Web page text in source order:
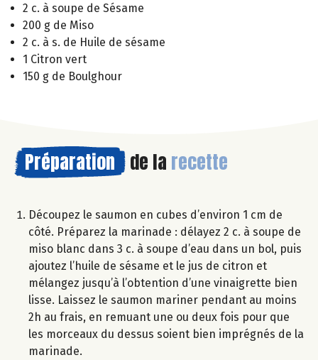
2 c. à soupe de Sésame
200 g de Miso
2 c. à s. de Huile de sésame
1 Citron vert
150 g de Boulghour
Préparation de la recette
Découpez le saumon en cubes d’environ 1 cm de
côté. Préparez la marinade : délayez 2 c. à soupe de
miso blanc dans 3 c. à soupe d’eau dans un bol, puis
ajoutez l’huile de sésame et le jus de citron et
mélangez jusqu’à l’obtention d’une vinaigrette bien
lisse. Laissez le saumon mariner pendant au moins
2h au frais, en remuant une ou deux fois pour que
les morceaux du dessus soient bien imprégnés de la
marinade.